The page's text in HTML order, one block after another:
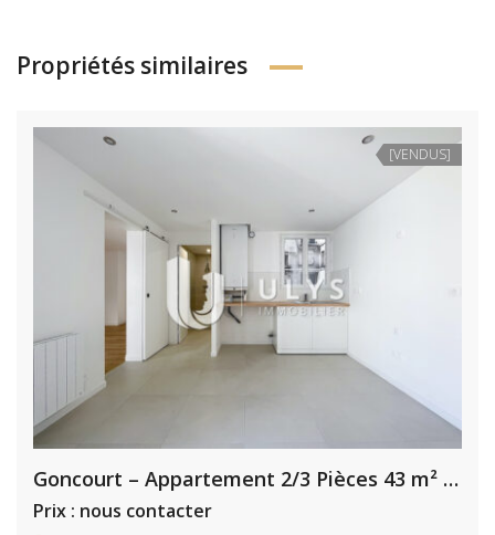
Propriétés similaires
[VENDUS]
Goncourt – Appartement 2/3 Pièces 43 m² Rénové
Prix : nous contacter